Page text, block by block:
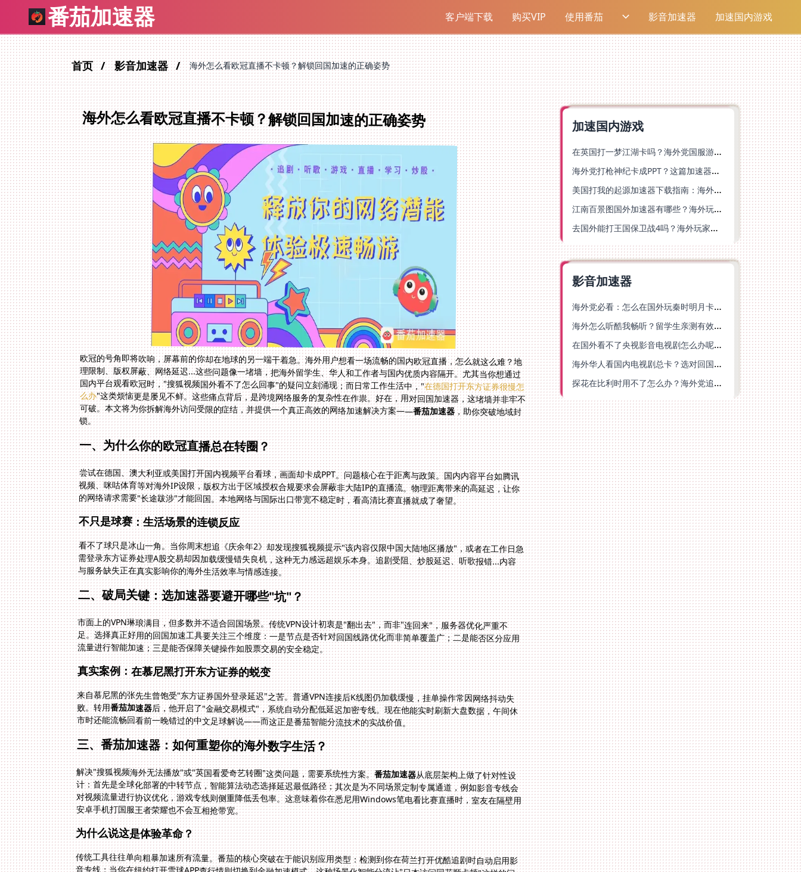
番茄加速器 客户端下载 购买VIP 使用番茄 影音加速器 加速国内游戏
首页 影音加速器 海外怎么看欧冠直播不卡顿？解锁回国加速的正确姿势
海外怎么看欧冠直播不卡顿？解锁回国加速的正确姿势
欧冠的号角即将吹响，屏幕前的你却在地球的另一端干着急。海外用户想看一场流畅的国内欧冠直播，怎么就这么难？地
理限制、版权屏蔽、网络延迟...这些问题像一堵墙，把海外留学生、华人和工作者与国内优质内容隔开。尤其当你想通过
国内平台观看欧冠时，"搜狐视频国外看不了怎么回事"的疑问立刻涌现；而日常工作生活中，"在德国打开东方证券很慢怎
么办"这类烦恼更是屡见不鲜。这些痛点背后，是跨境网络服务的复杂性在作祟。好在，用对回国加速器，这堵墙并非牢不
可破。本文将为你拆解海外访问受限的症结，并提供一个真正高效的网络加速解决方案——番茄加速器，助你突破地域封
锁。
一、为什么你的欧冠直播总在转圈？
尝试在德国、澳大利亚或美国打开国内视频平台看球，画面却卡成PPT。问题核心在于距离与政策。国内内容平台如腾讯
视频、咪咕体育等对海外IP设限，版权方出于区域授权合规要求会屏蔽非大陆IP的直播流。物理距离带来的高延迟，让你
的网络请求需要"长途跋涉"才能回国。本地网络与国际出口带宽不稳定时，看高清比赛直播就成了奢望。
不只是球赛：生活场景的连锁反应
看不了球只是冰山一角。当你周末想追《庆余年2》却发现搜狐视频提示"该内容仅限中国大陆地区播放"，或者在工作日急
需登录东方证券处理A股交易却因加载缓慢错失良机，这种无力感远超娱乐本身。追剧受阻、炒股延迟、听歌报错...内容
与服务缺失正在真实影响你的海外生活效率与情感连接。
二、破局关键：选加速器要避开哪些"坑"？
市面上的VPN琳琅满目，但多数并不适合回国场景。传统VPN设计初衷是"翻出去"，而非"连回来"，服务器优化严重不
足。选择真正好用的回国加速工具要关注三个维度：一是节点是否针对回国线路优化而非简单覆盖广；二是能否区分应用
流量进行智能加速；三是能否保障关键操作如股票交易的安全稳定。
真实案例：在慕尼黑打开东方证券的蜕变
来自慕尼黑的张先生曾饱受"东方证券国外登录延迟"之苦。普通VPN连接后K线图仍加载缓慢，挂单操作常因网络抖动失
败。转用番茄加速器后，他开启了"金融交易模式"，系统自动分配低延迟加密专线。现在他能实时刷新大盘数据，午间休
市时还能流畅回看前一晚错过的中文足球解说——而这正是番茄智能分流技术的实战价值。
三、番茄加速器：如何重塑你的海外数字生活？
解决"搜狐视频海外无法播放"或"英国看爱奇艺转圈"这类问题，需要系统性方案。番茄加速器从底层架构上做了针对性设
计：首先是全球化部署的中转节点，智能算法动态选择延迟最低路径；其次是为不同场景定制专属通道，例如影音专线会
对视频流量进行协议优化，游戏专线则侧重降低丢包率。这意味着你在悉尼用Windows笔电看比赛直播时，室友在隔壁用
安卓手机打国服王者荣耀也不会互相抢带宽。
为什么说这是体验革命？
传统工具往往单向粗暴加速所有流量。番茄的核心突破在于能识别应用类型：检测到你在荷兰打开优酷追剧时自动启用影
音专线；当你在纽约打开雪球APP查行情则切换到金融加速模式。这种场景化智能分流让"日本访问同花顺卡顿"这样的问
加速国内游戏
在英国打一梦江湖卡吗？海外党国服游戏不卡顿的终极解法
海外党打枪神纪卡成PPT？这篇加速器选择指南帮你丝滑上分
美国打我的起源加速器下载指南：海外玩国服游戏不再卡的终极方案
江南百景图国外加速器有哪些？海外玩家亲测好用的选择与避坑指南
去国外能打王国保卫战4吗？海外玩家国服游戏加速全攻略（附公主连结幻想江湖实测）
影音加速器
海外党必看：怎么在国外玩秦时明月卡牌版？附豆瓣EZCast地区限制破解法
海外怎么听酷我畅听？留学生亲测有效的华语内容解锁指南
在国外看不了央视影音电视剧怎么办呢？海外党亲测有效的回国加速方案
海外华人看国内电视剧总卡？选对回国加速器，还能解决菲律宾打不开反诈中心的问题
探花在比利时用不了怎么办？海外党追剧办事全攻略，选对加速器就够了